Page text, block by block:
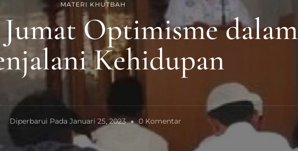
MATERI KHUTBAH
Optimisme dalam
Kehidupan
Diperbarui Pada Januari 25, 2023 0 Komentar
Khutbah